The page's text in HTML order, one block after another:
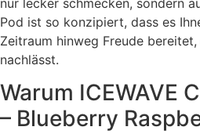
Pod ist so konzipiert, dass es
Zeitraum hinweg Freude
nachlässt.
Warum ICEWAVE
– Blueberry